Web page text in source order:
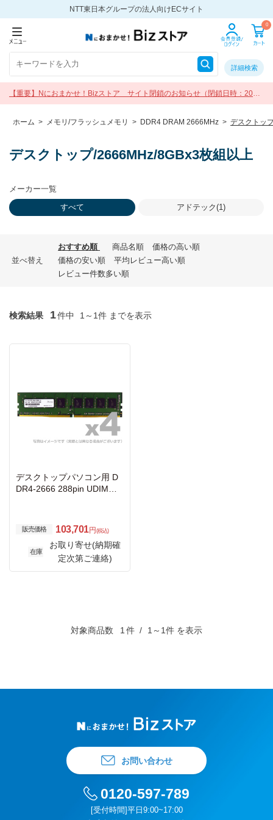
NTT東日本グループの法人向けECサイト
0
詳細検索
【重要】Nにおまかせ！Bizストア サイト閉鎖のお知らせ（閉鎖日時：2026
年9月30日 17:00）
ホーム > メモリ/フラッシュメモリ > DDR4 DRAM 2666MHz > デスクトッ
デスクトップ/2666MHz/8GBx3枚組以上
メーカー一覧
すべて
アドテック(1)
並べ替え
おすすめ順 商品名順
価格の高い順
価格の安い順
平均レビュー高い順
レビュー件数多い順
検索結果 1件中 1～1件 までを表示
デスクトップパソコン用 D
DR4-2666 288pin UDIMM 8
販売価格 103,701円 (税込)
在庫
お取り寄せ(納期確
定次第ご連絡)
対象商品数 1 件 1～1件 を表示
お問い合わせ
0120-597-789
[受付時間]平日9:00~17:00